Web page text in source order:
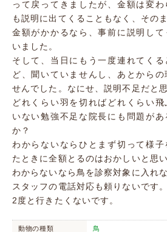
って戻ってきましたが、金額は変
も説明に出てくることもなく、その
金額がかかるなら、事前に説明し
いました。
そして、当日にもう一度連れてく
ど、聞いていませんし、あとから
せんでした。なにせ、説明不足だと思
どれくらい羽を切ればどれくらい
いない勉強不足な院長にも問題が
か？
わからないならひとまず切って様
たときに全額とるのはおかしいと思い
わからないなら鳥を診察対象に入れ
スタッフの電話対応も頼りないです。
2度と行きたくないです。
動物の種類 鳥